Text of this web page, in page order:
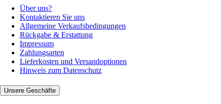
Über uns?
Kontaktieren Sie uns
Allgemeine Verkaufsbedingungen
Rückgabe & Erstattung
Impressum
Zahlungsarten
Lieferkosten und Versandoptionen
Hinweis zum Datenschutz
Unsere Geschäfte